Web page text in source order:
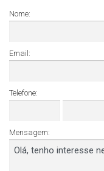
Nome:
Email:
Telefone:
Mensagem: